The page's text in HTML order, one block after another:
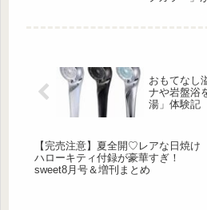
は、そんな
ます♡ 大人リップの味方！ラスティ
ングステイ
典:beautyまとめ ロングセ
ズの新製品
ス...
おもてなし
ナや岩盤浴
湯」体験記
【完売注意】夏全開♡レアな日焼け
ハローキティ付録が豪華すぎ！
sweet8月号＆増刊まとめ